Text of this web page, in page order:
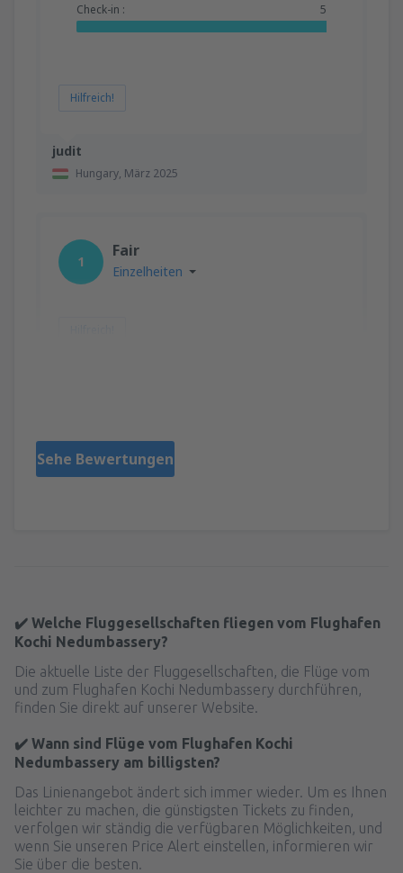
judit
Hungary, März 2025
Check-in : 5
Hilfreich!
1
Fair
Einzelheiten
Sehe Bewertungen
✔️ Welche Fluggesellschaften fliegen vom Flughafen
Kochi Nedumbassery?
Die aktuelle Liste der Fluggesellschaften, die Flüge vom
und zum Flughafen Kochi Nedumbassery durchführen,
finden Sie direkt auf unserer Website.
✔️ Wann sind Flüge vom Flughafen Kochi
Nedumbassery am billigsten?
Das Linienangebot ändert sich immer wieder. Um es Ihnen
leichter zu machen, die günstigsten Tickets zu finden,
verfolgen wir ständig die verfügbaren Möglichkeiten, und
wenn Sie unseren Price Alert einstellen, informieren wir
Sie über die besten.